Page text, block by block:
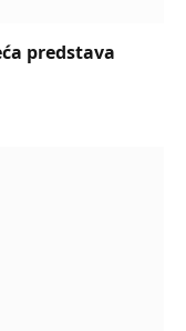
predstava